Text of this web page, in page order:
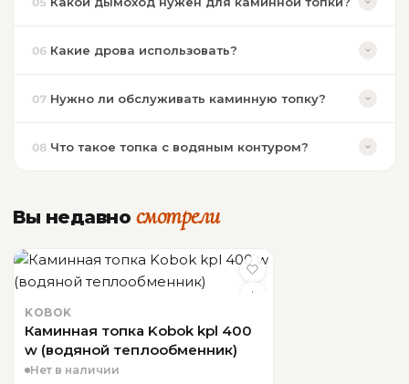
06 Какие дрова использовать?
07 Нужно ли обслуживать каминную топку?
08 Что такое топка с водяным контуром?
Вы недавно смотрели
KOBOK
Каминная топка Kobok kpl 400
w (водяной теплообменник)
Нет в наличии